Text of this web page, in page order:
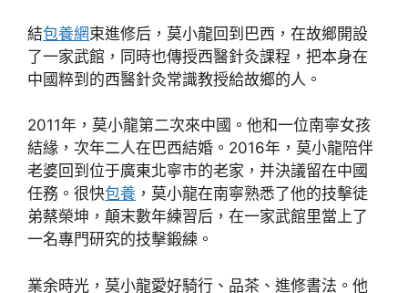
結包養網束進修后，莫小龍回到巴西，在故鄉開設
了一家武館，同時也傳授西醫針灸課程，把本身在
中國粹到的西醫針灸常識教授給故鄉的人。
2011年，莫小龍第二次來中國。他和一位南寧女孩
結緣，次年二人在巴西結婚。2016年，莫小龍陪伴
老婆回到位于廣東北寧市的老家，并決議留在中國
任務。很快包養 ，莫小龍在南寧熟悉了他的技擊徒
弟蔡榮坤，顛末數年練習后，在一家武館里當上了
一名專門研究的技擊鍛練。
業余時光，莫小龍愛好騎行、品茶、進修書法。他